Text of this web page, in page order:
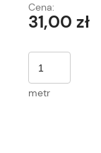
Cena:
31,00 zł
metr